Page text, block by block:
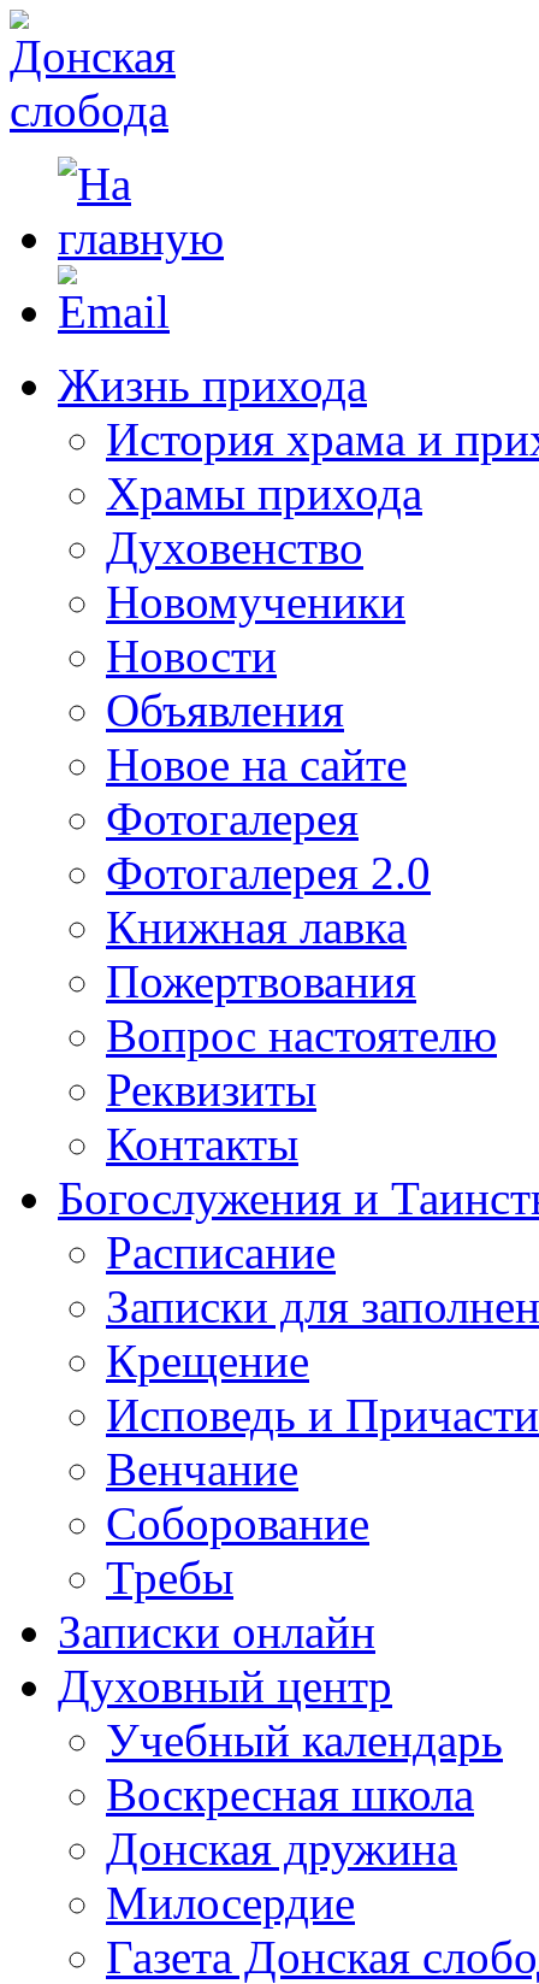
Жизнь прихода
История храма и
Храмы прихода
Духовенство
Новомученики
Новости
Объявления
Новое на сайте
Фотогалерея
Фотогалерея 2.0
Книжная лавка
Пожертвования
Вопрос настоятелю
Реквизиты
Контакты
Богослужения и
Расписание
Записки для
Крещение
Исповедь и
Венчание
Соборование
Требы
Записки онлайн
Духовный центр
Учебный календарь
Воскресная школа
Донская дружина
Милосердие
Газета Донская